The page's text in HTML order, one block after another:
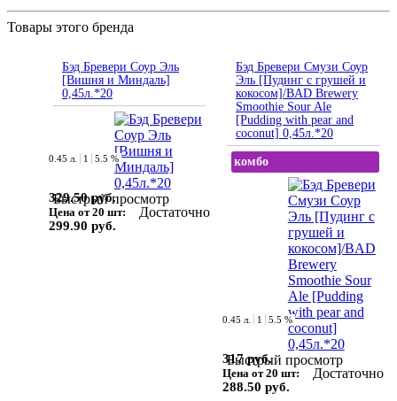
Товары этого бренда
Бэд Бревери Соур Эль
[Вишня и Миндаль]
0,45л.*20
Быстрый просмотр
0.45 л. 1 5.5 %
329.50 руб.
Цена от 20 шт:
299.90 руб.
Достаточно
Бэд Бревери Смузи Соур
Эль [Пудинг с грушей и
кокосом]/BAD Brewery
Smoothie Sour Ale
[Pudding with pear and
coconut] 0,45л.*20
комбо
Быстрый просмотр
0.45 л. 1 5.5 %
317 руб.
Цена от 20 шт:
288.50 руб.
Достаточно